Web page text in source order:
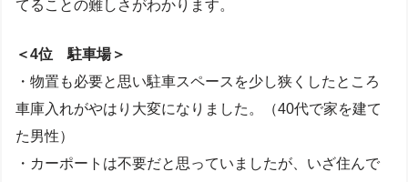
てることの難しさがわかります。
＜4位 駐車場＞
・物置も必要と思い駐車スペースを少し狭くしたところ
車庫入れがやはり大変になりました。（40代で家を建て
た男性）
・カーポートは不要だと思っていましたが、いざ住んで